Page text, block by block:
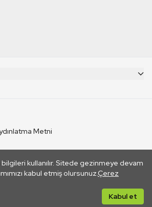
kullanılır. Sitede gezinmeye devam
kabul etmiş olursunuz.Çerez
Kabul et
Metni
TRT. Bağlantı yoluyla gidilen dış